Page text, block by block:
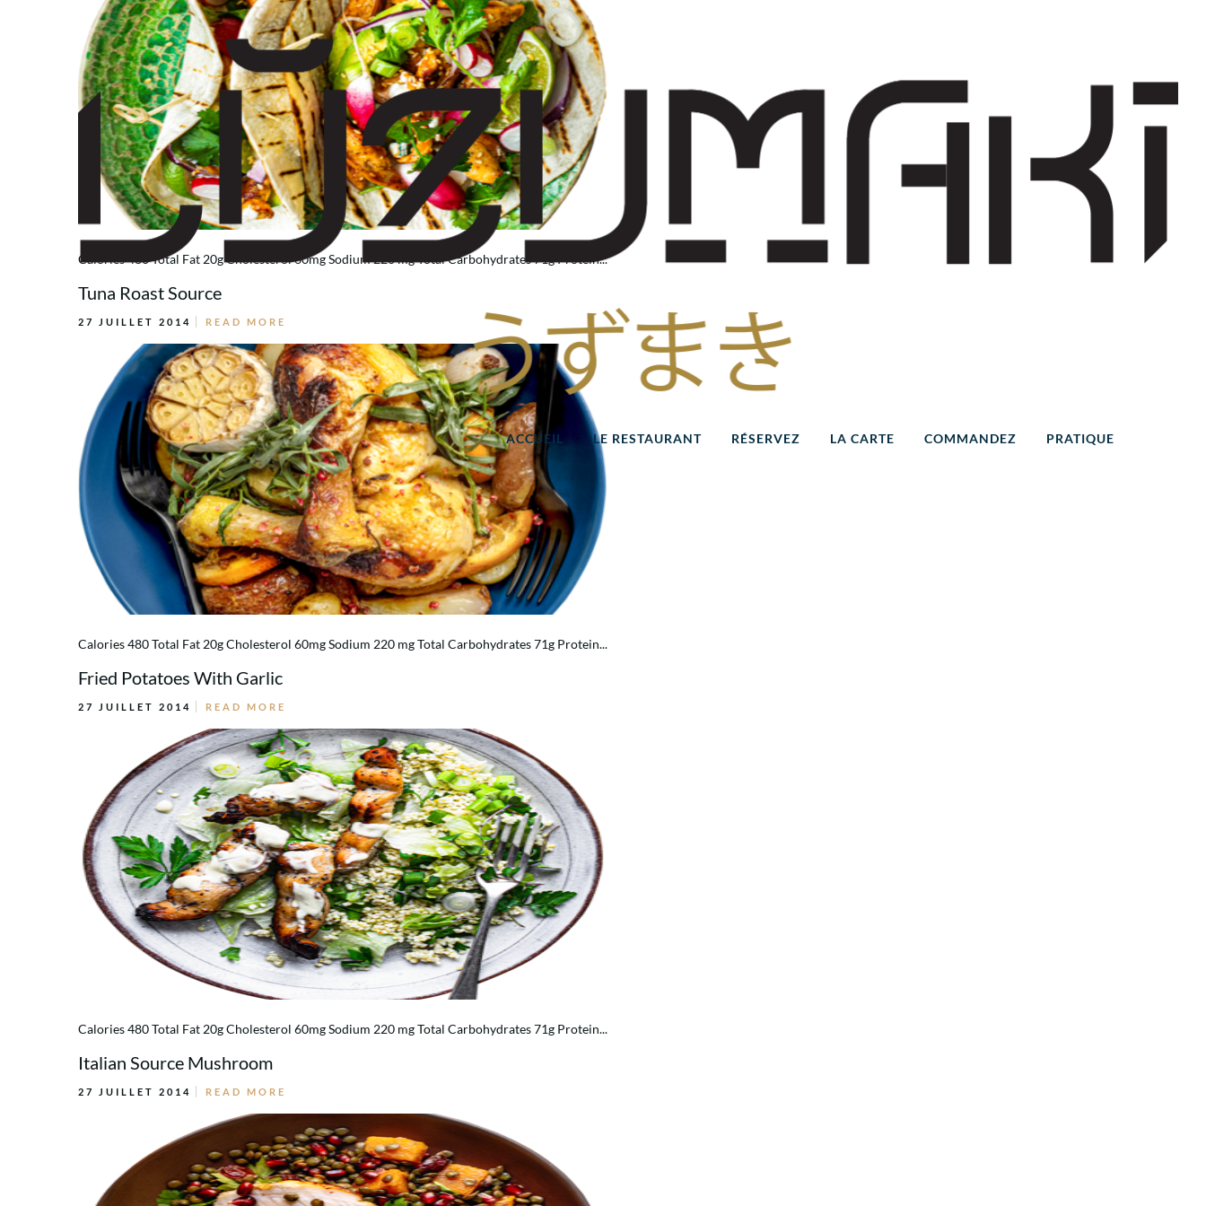
ACCUEIL LE RESTAURANT RÉSERVEZ LA CARTE COMMANDEZ PRATIQUE
Calories 480 Total Fat 20g Cholesterol 60mg Sodium 220 mg Total Carbohydrates 71g Protein...
Tuna Roast Source
27 JUILLET 2014 READ MORE
Calories 480 Total Fat 20g Cholesterol 60mg Sodium 220 mg Total Carbohydrates 71g Protein...
Fried Potatoes With Garlic
27 JUILLET 2014 READ MORE
Calories 480 Total Fat 20g Cholesterol 60mg Sodium 220 mg Total Carbohydrates 71g Protein...
Italian Source Mushroom
27 JUILLET 2014 READ MORE